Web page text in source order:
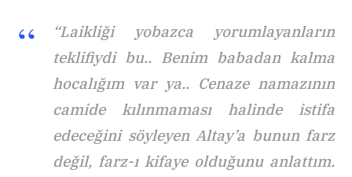
“Laikliği yobazca yorumlayanların
teklifiydi bu.. Benim babadan kalma
hocalığım var ya.. Cenaze namazının
camide kılınmaması halinde istifa
edeceğini söyleyen Altay’a bunun farz
değil, farz-ı kifaye olduğunu anlattım.